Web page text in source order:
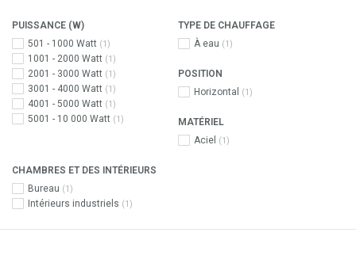
PUISSANCE (W)
501 - 1000 Watt (1)
1001 - 2000 Watt (1)
2001 - 3000 Watt (1)
3001 - 4000 Watt (1)
4001 - 5000 Watt (1)
5001 - 10 000 Watt (1)
TYPE DE CHAUFFAGE
À eau (1)
POSITION
Horizontal
(1)
MATÉRIEL
Aciel
(1)
CHAMBRES ET DES INTÉRIEURS
Bureau (1)
Intérieurs industriels (1)